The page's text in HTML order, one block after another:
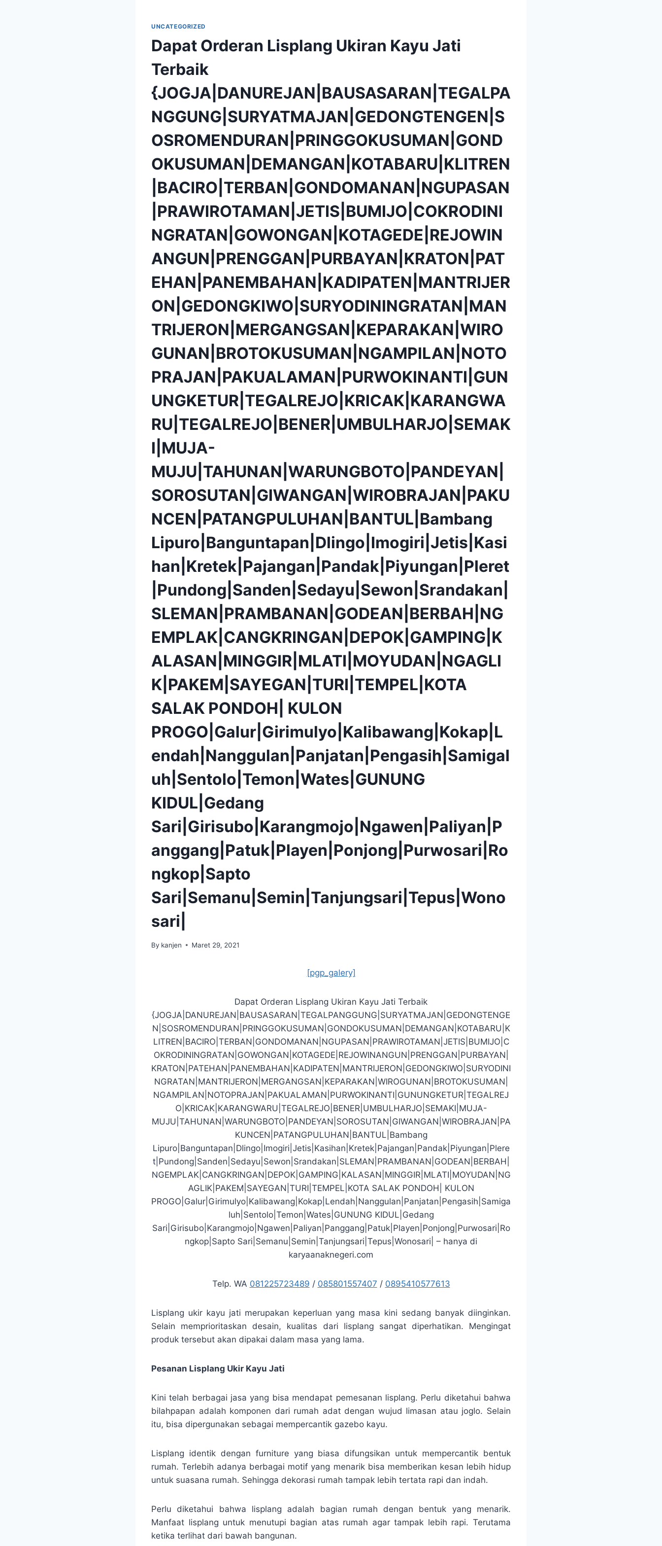
UNCATEGORIZED
Dapat Orderan Lisplang Ukiran Kayu Jati
Terbaik
{JOGJA|DANUREJAN|BAUSASARAN|TEGALPA
NGGUNG|SURYATMAJAN|GEDONGTENGEN|S
OSROMENDURAN|PRINGGOKUSUMAN|GOND
OKUSUMAN|DEMANGAN|KOTABARU|KLITREN
|BACIRO|TERBAN|GONDOMANAN|NGUPASAN
|PRAWIROTAMAN|JETIS|BUMIJO|COKRODINI
NGRATAN|GOWONGAN|KOTAGEDE|REJOWIN
ANGUN|PRENGGAN|PURBAYAN|KRATON|PAT
EHAN|PANEMBAHAN|KADIPATEN|MANTRIJER
ON|GEDONGKIWO|SURYODININGRATAN|MAN
TRIJERON|MERGANGSAN|KEPARAKAN|WIRO
GUNAN|BROTOKUSUMAN|NGAMPILAN|NOTO
PRAJAN|PAKUALAMAN|PURWOKINANTI|GUN
UNGKETUR|TEGALREJO|KRICAK|KARANGWA
RU|TEGALREJO|BENER|UMBULHARJO|SEMAK
I|MUJA-
MUJU|TAHUNAN|WARUNGBOTO|PANDEYAN|
SOROSUTAN|GIWANGAN|WIROBRAJAN|PAKU
NCEN|PATANGPULUHAN|BANTUL|Bambang
Lipuro|Banguntapan|Dlingo|Imogiri|Jetis|Kasi
han|Kretek|Pajangan|Pandak|Piyungan|Pleret
|Pundong|Sanden|Sedayu|Sewon|Srandakan|
SLEMAN|PRAMBANAN|GODEAN|BERBAH|NG
EMPLAK|CANGKRINGAN|DEPOK|GAMPING|K
ALASAN|MINGGIR|MLATI|MOYUDAN|NGAGLI
K|PAKEM|SAYEGAN|TURI|TEMPEL|KOTA
SALAK PONDOH| KULON
PROGO|Galur|Girimulyo|Kalibawang|Kokap|L
endah|Nanggulan|Panjatan|Pengasih|Samigal
uh|Sentolo|Temon|Wates|GUNUNG
KIDUL|Gedang
Sari|Girisubo|Karangmojo|Ngawen|Paliyan|P
anggang|Patuk|Playen|Ponjong|Purwosari|Ro
ngkop|Sapto
Sari|Semanu|Semin|Tanjungsari|Tepus|Wono
sari|
By kanjen Maret 29, 2021
[pgp_galery]
Dapat Orderan Lisplang Ukiran Kayu Jati Terbaik
{JOGJA|DANUREJAN|BAUSASARAN|TEGALPANGGUNG|SURYATMAJAN|GEDONGTENGE
N|SOSROMENDURAN|PRINGGOKUSUMAN|GONDOKUSUMAN|DEMANGAN|KOTABARU|K
LITREN|BACIRO|TERBAN|GONDOMANAN|NGUPASAN|PRAWIROTAMAN|JETIS|BUMIJO|C
OKRODININGRATAN|GOWONGAN|KOTAGEDE|REJOWINANGUN|PRENGGAN|PURBAYAN|
KRATON|PATEHAN|PANEMBAHAN|KADIPATEN|MANTRIJERON|GEDONGKIWO|SURYODINI
NGRATAN|MANTRIJERON|MERGANGSAN|KEPARAKAN|WIROGUNAN|BROTOKUSUMAN|
NGAMPILAN|NOTOPRAJAN|PAKUALAMAN|PURWOKINANTI|GUNUNGKETUR|TEGALREJ
O|KRICAK|KARANGWARU|TEGALREJO|BENER|UMBULHARJO|SEMAKI|MUJA-
MUJU|TAHUNAN|WARUNGBOTO|PANDEYAN|SOROSUTAN|GIWANGAN|WIROBRAJAN|PA
KUNCEN|PATANGPULUHAN|BANTUL|Bambang
Lipuro|Banguntapan|Dlingo|Imogiri|Jetis|Kasihan|Kretek|Pajangan|Pandak|Piyungan|Plere
t|Pundong|Sanden|Sedayu|Sewon|Srandakan|SLEMAN|PRAMBANAN|GODEAN|BERBAH|
NGEMPLAK|CANGKRINGAN|DEPOK|GAMPING|KALASAN|MINGGIR|MLATI|MOYUDAN|NG
AGLIK|PAKEM|SAYEGAN|TURI|TEMPEL|KOTA SALAK PONDOH| KULON
PROGO|Galur|Girimulyo|Kalibawang|Kokap|Lendah|Nanggulan|Panjatan|Pengasih|Samiga
luh|Sentolo|Temon|Wates|GUNUNG KIDUL|Gedang
Sari|Girisubo|Karangmojo|Ngawen|Paliyan|Panggang|Patuk|Playen|Ponjong|Purwosari|Ro
ngkop|Sapto Sari|Semanu|Semin|Tanjungsari|Tepus|Wonosari| – hanya di
karyaanaknegeri.com
Telp. WA 081225723489 / 085801557407 / 0895410577613
Lisplang ukir kayu jati merupakan keperluan yang masa kini sedang banyak diinginkan.
Selain memprioritaskan desain, kualitas dari lisplang sangat diperhatikan. Mengingat
produk tersebut akan dipakai dalam masa yang lama.
Pesanan Lisplang Ukir Kayu Jati
Kini telah berbagai jasa yang bisa mendapat pemesanan lisplang. Perlu diketahui bahwa
bilahpapan adalah komponen dari rumah adat dengan wujud limasan atau joglo. Selain
itu, bisa dipergunakan sebagai mempercantik gazebo kayu.
Lisplang identik dengan furniture yang biasa difungsikan untuk mempercantik bentuk
rumah. Terlebih adanya berbagai motif yang menarik bisa memberikan kesan lebih hidup
untuk suasana rumah. Sehingga dekorasi rumah tampak lebih tertata rapi dan indah.
Perlu diketahui bahwa lisplang adalah bagian rumah dengan bentuk yang menarik.
Manfaat lisplang untuk menutupi bagian atas rumah agar tampak lebih rapi. Terutama
ketika terlihat dari bawah bangunan.